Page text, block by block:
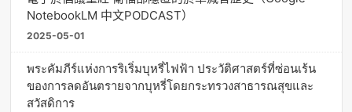
NotebookLM 中文PODCAST）
2025-05-01
พระคัมภีร์แห่งการริเริ่มบุหรี่ไฟฟ้า ประวัติศาสตร์ที่ซ่อนเร้น
ของการลดอันตรายจากบุหรี่โดยกระทรวงสาธารณสุขและ
สวัสดิการ